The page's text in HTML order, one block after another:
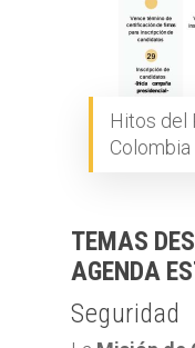
Hitos del
TEMAS
AGENDA
Seguridad